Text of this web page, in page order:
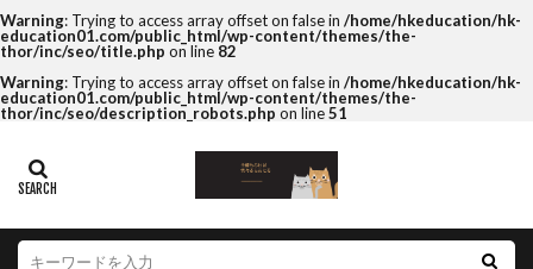
Warning: Trying to access array offset on false in /home/hkeducation/hk-
education01.com/public_html/wp-content/themes/the-
thor/inc/seo/title.php on line 82
Warning: Trying to access array offset on false in /home/hkeducation/hk-
education01.com/public_html/wp-content/themes/the-
thor/inc/seo/description_robots.php on line51